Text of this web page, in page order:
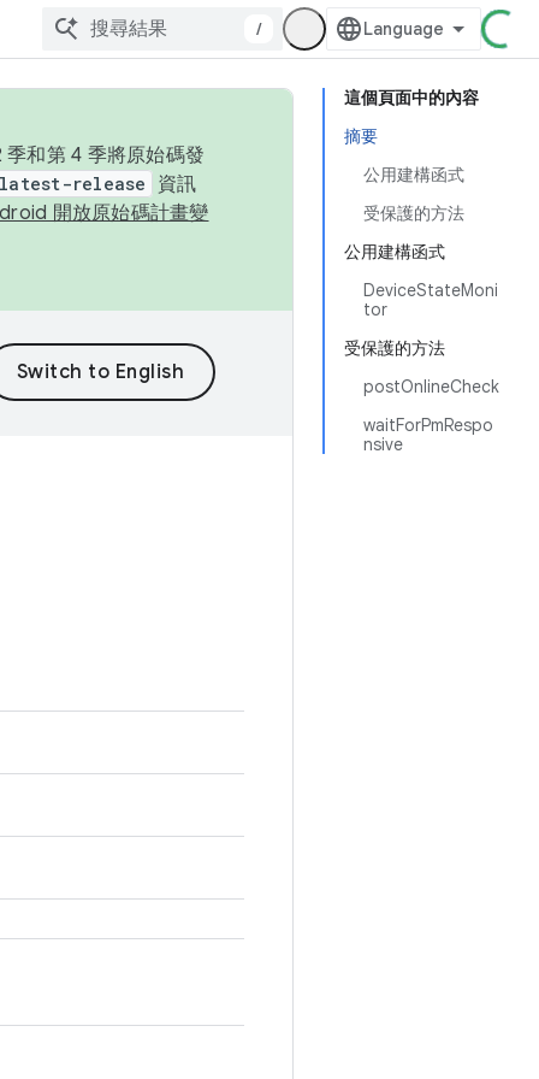
/
這個頁面中的內容
摘要
公用建構函式
受保護的方法
公用建構函式
DeviceStateMoni
tor
受保護的方法
postOnlineCheck
waitForPmRespo
nsive
和第 4 季將原始碼發
release
資訊
開放原始碼計畫變